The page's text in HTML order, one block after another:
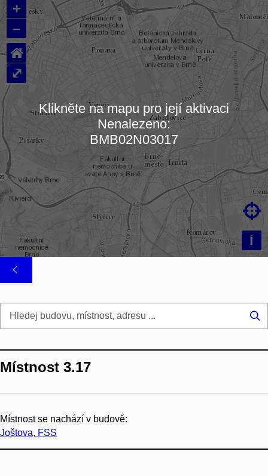
Načítám mapu…
+
–
i

⌂
⤢
Klikněte na mapu pro její aktivaci
Nenalezeno:
BMB02N03017
Místnost 3.17
Místnost se nachází v budově:
Joštova, FSS